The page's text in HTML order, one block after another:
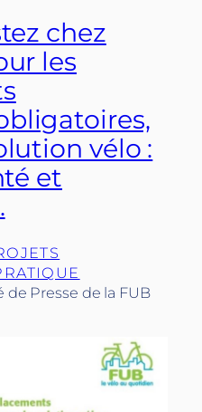
chez
les
vélo :
et
Presse de la FUB